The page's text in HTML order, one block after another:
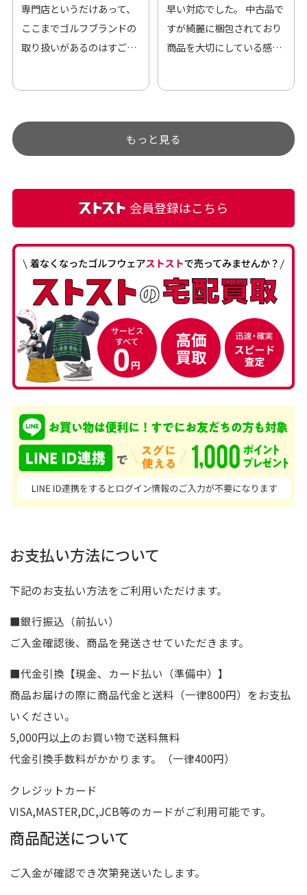
専門店というだけあって、
ここまでゴルフブランドの
取り扱いがあるのはすご
す。
早い対応でした。 中古品で
すが綺麗に梱包されており
商品を大切にしている感が
うぐらい目立つことなく綺
麗な商品でお安く購入でき
もっと見る
会員登録はこちら
お支払い方法について
下記のお支払い方法をご利用いただけます。
■銀行振込（前払い）
ご入金確認後、商品を発送させていただきます。
■代金引換【現金、カード払い（準備中）】
商品お届けの際に商品代金と送料（一律800円）をお支払
いください。
5,000円以上のお買い物で送料無料
代金引換手数料がかかります。（一律400円）
クレジットカード
VISA,MASTER,DC,JCB等のカードがご利用可能です。
商品配送について
ご入金が確認でき次第発送いたします。